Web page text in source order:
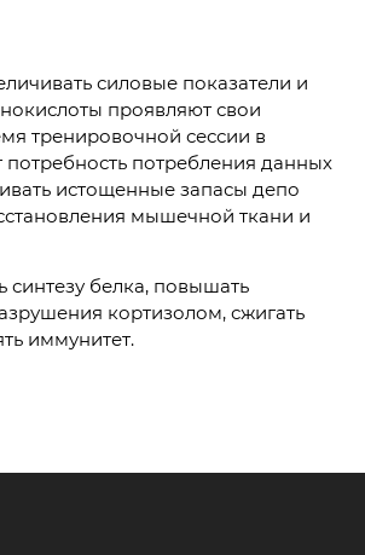
силовые показатели и
проявляют свои
тренировочной сессии в
потребления данных
истощенные запасы депо
мышечной ткани и
синтезу белка, повышать
кортизолом, сжигать
иммунитет.